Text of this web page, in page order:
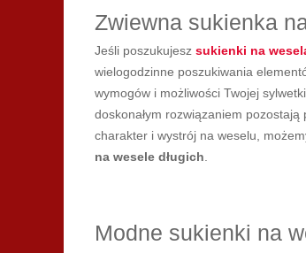
Zwiewna sukienka
Jeśli poszukujesz sukienki na
wielogodzinne poszukiwania
wymogów i możliwości Twojej
doskonałym rozwiązaniem pozostają
charakter i wystrój na weselu,
na wesele długich
Modne sukienki na